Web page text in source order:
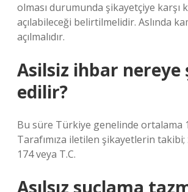
olması durumunda şikayetçiye karşı
açılabileceği belirtilmelidir. Aslında
açılmalıdır.
Asilsiz ihbar nereye
edilir?
Bu süre Türkiye genelinde ortalama
Tarafımıza iletilen şikayetlerin takibi;
174 veya T.C.
Asılsız suçlama